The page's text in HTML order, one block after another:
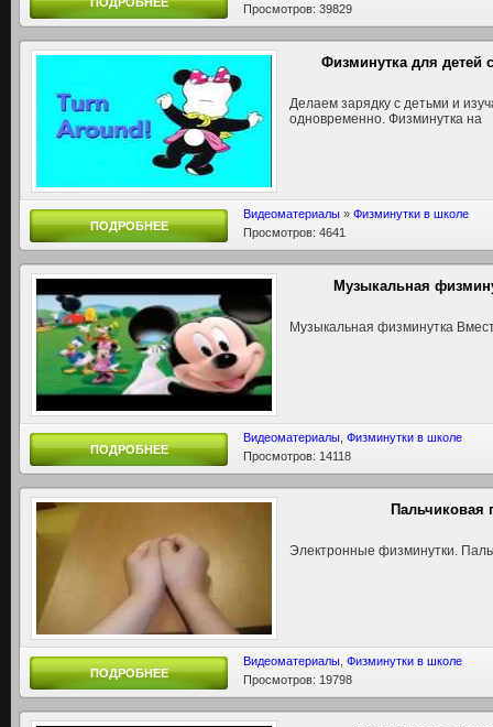
Просмотров: 39829
Физминутка для детей
Делаем зарядку с детьми и
одновременно. Физминутка на
ПОДРОБНЕЕ
Видеоматериалы » Физминутки в школе
Просмотров: 4641
Музыкальная
Музыкальная физминутка
ПОДРОБНЕЕ
Видеоматериалы Физминутки в школе
Просмотров: 14118
Пальчиковая
Электронные физминутки.
ПОДРОБНЕЕ
Видеоматериалы Физминутки в школе
Просмотров: 19798